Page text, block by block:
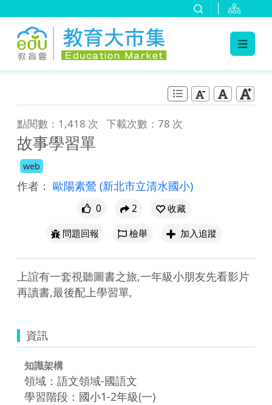
點閱數：1,418 次 下載次數：78 次
故事學習單
web
作者： 歐陽素鶯 (新北市立清水國小)
0 2
收藏
問題回報
檢舉 加入追蹤
上誼有一套視聽圖書之旅,一年級小朋友先看影片
再讀書,最後配上學習單,
資訊
知識架構
領域：語文領域-國語文
學習階段：國小1-2年級(一)